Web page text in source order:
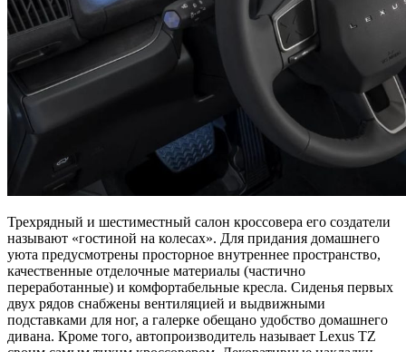
Трехрядный и шестиместный салон кроссовера его создатели
называют «гостиной на колесах». Для придания домашнего
уюта предусмотрены просторное внутреннее пространство,
качественные отделочные материалы (частично
переработанные) и комфортабельные кресла. Сиденья первых
двух рядов снабжены вентиляцией и выдвижными
подставками для ног, а галерке обещано удобство домашнего
дивана. Кроме того, автопроизводитель называет Lexus TZ